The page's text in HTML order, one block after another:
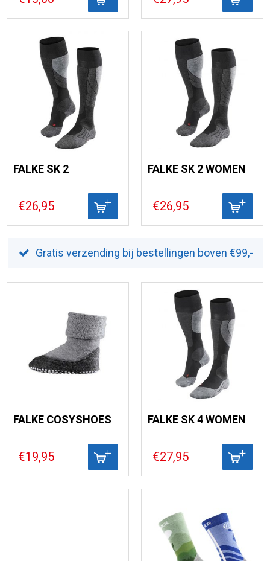
FALKE SK 2
€26,95
FALKE SK 2 WOMEN
€26,95
Gratis verzending bij bestellingen boven €99,-
FALKE COSYSHOES
€19,95
FALKE SK 4 WOMEN
€27,95